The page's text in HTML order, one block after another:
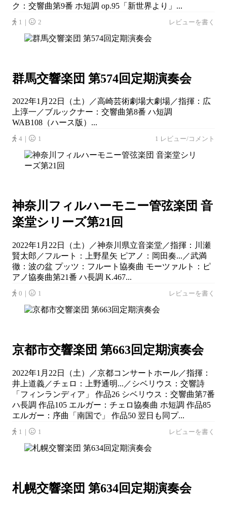
ク：交響曲第9番 ホ短調 op.95「新世界より」...
1｜ 2 レビューを書く
群馬交響楽団 第574回定期演奏会
2022年1月22日（土）／高崎芸術劇場大劇場／指揮：広
上淳一／ブルックナー：交響曲第8番 ハ短調
WAB108（ハース版）...
4｜ 1 1 レビュー/コメント
神奈川フィルハーモニー管弦楽団 音
楽堂シリーズ第21回
2022年1月22日（土）／神奈川県立音楽堂／指揮：川瀬
賢太郎／フルート：上野星矢 ピアノ：岡田奏...／武満
徹：波の盆 プッツ：フルート協奏曲 モーツァルト：ピ
アノ協奏曲第21番 ハ長調 K.467...
0｜ 1 レビューを書く
京都市交響楽団 第663回定期演奏会
2022年1月22日（土）／京都コンサートホール／指揮：
井上道義／チェロ：上野通明...／シベリウス：交響詩
「フィンランディア」 作品26 シベリウス：交響曲第7番
ハ長調 作品105 エルガー：チェロ協奏曲 ホ短調 作品85
エルガー：序曲「南国で」 作品50 翌日も同プ...
1｜ 1 レビューを書く
札幌交響楽団 第634回定期演奏会